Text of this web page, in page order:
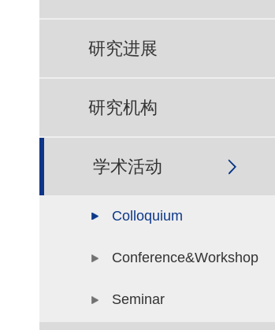
研究进展
研究机构
学术活动
Colloquium
Conference&Workshop
Seminar